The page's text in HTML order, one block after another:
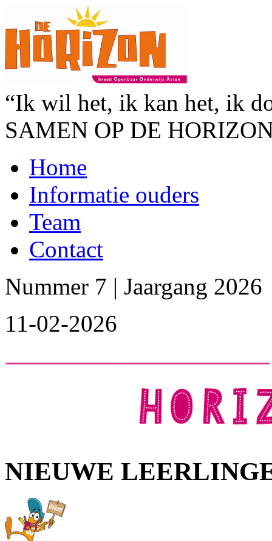
“Ik wil het, ik kan het, ik
SAMEN OP DE
Home
Informatie ouders
Team
Contact
Nummer 7 | Jaargang 2026
11-02-2026
NIEUWE